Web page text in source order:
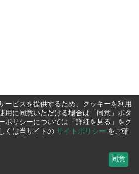
ービスを提供するため、クッキーを利用
用に同意いただける場合は「同意」ボタ
ポリシーについては「詳細を見る」をク
くは当サイトの サイトポリシー をご確
同意